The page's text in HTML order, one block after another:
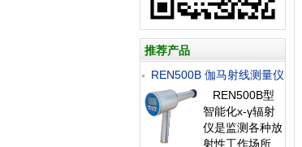
推荐产品
REN500B 伽马射线测量仪
REN500B型
智能化х-γ辐射
仪是监测各种放
射性工作场所